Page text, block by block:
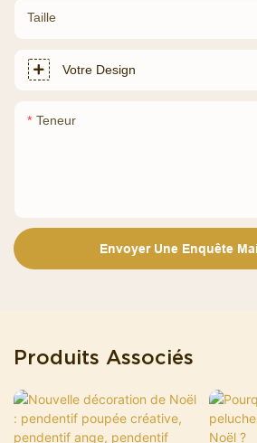
Taille
Votre Design
Teneur
Envoyer Une Enquête
Produits Associés